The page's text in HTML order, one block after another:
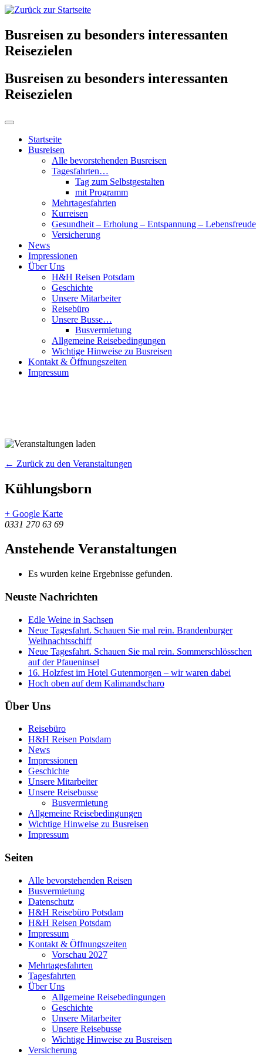
Busreisen zu besonders interessanten
Reisezielen
Busreisen zu besonders interessanten
Reisezielen
Startseite
Busreisen
Alle bevorstehenden Busreisen
Tagesfahrten…
Tag zum Selbstgestalten
mit Programm
Mehrtagesfahrten
Kurreisen
Gesundheit – Erholung – Entspannung – Lebensfreude
Versicherung
News
Impressionen
Über Uns
H&H Reisen Potsdam
Geschichte
Unsere Mitarbeiter
Reisebüro
Unsere Busse…
Busvermietung
Allgemeine Reisebedingungen
Wichtige Hinweise zu Busreisen
Kontakt & Öffnungszeiten
Impressum
← Zurück zu den Veranstaltungen
Kühlungsborn
+ Google Karte
0331 270 63 69
Anstehende Veranstaltungen
Es wurden keine Ergebnisse gefunden.
Neuste Nachrichten
Edle Weine in Sachsen
Neue Tagesfahrt. Schauen Sie mal rein. Brandenburger
Weihnachtsschiff
Neue Tagesfahrt. Schauen Sie mal rein. Sommerschlösschen
auf der Pfaueninsel
16. Holzfest im Hotel Gutenmorgen – wir waren dabei
Hoch oben auf dem Kalimandscharo
Über Uns
Reisebüro
H&H Reisen Potsdam
News
Impressionen
Geschichte
Unsere Mitarbeiter
Unsere Reisebusse
Busvermietung
Allgemeine Reisebedingungen
Wichtige Hinweise zu Busreisen
Impressum
Seiten
Alle bevorstehenden Reisen
Busvermietung
Datenschutz
H&H Reisebüro Potsdam
H&H Reisen Potsdam
Impressum
Kontakt & Öffnungszeiten
Vorschau 2027
Mehrtagesfahrten
Tagesfahrten
Über Uns
Allgemeine Reisebedingungen
Geschichte
Unsere Mitarbeiter
Unsere Reisebusse
Wichtige Hinweise zu Busreisen
Versicherung